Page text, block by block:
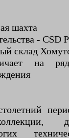
шахта
- CSD
склад
на